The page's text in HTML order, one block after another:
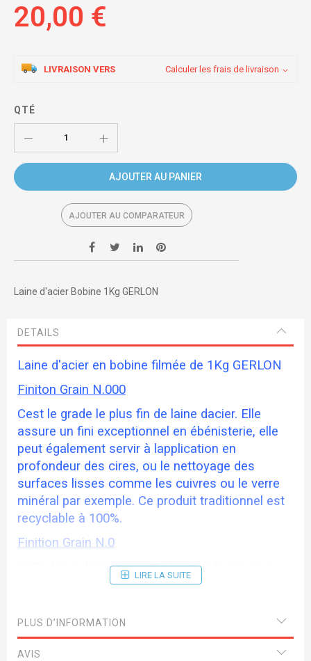
20,00 €
LIVRAISON VERS Calculer les frais de livraison
QTÉ
AJOUTER AU PANIER
AJOUTER AU COMPARATEUR
Laine d'acier Bobine 1Kg GERLON
DETAILS
Laine d'acier en bobine filmée de 1Kg GERLON
Finiton Grain N.000
Cest le grade le plus fin de laine dacier. Elle
assure un fini exceptionnel en ébénisterie, elle
peut également servir à lapplication en
profondeur des cires, ou le nettoyage des
surfaces lisses comme les cuivres ou le verre
minéral par exemple. Ce produit traditionnel est
recyclable à 100%.
Finition Grain N.0
Cette laine dacier est utilisée pour le ponçage
des meubles neufs et leur préparation avant
servir au décirage des vieux meubles sans en
altérer la patine ou encore au nettoyage des
marbres et autres pierres lisses. Les
LIRE LA SUITE
PLUS D’INFORMATION
AVIS